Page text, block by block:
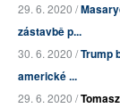
29. 6. 2020 /
zástavbě p...
30. 6. 2020 /Trump
americké ...
29. 6. 2020 /